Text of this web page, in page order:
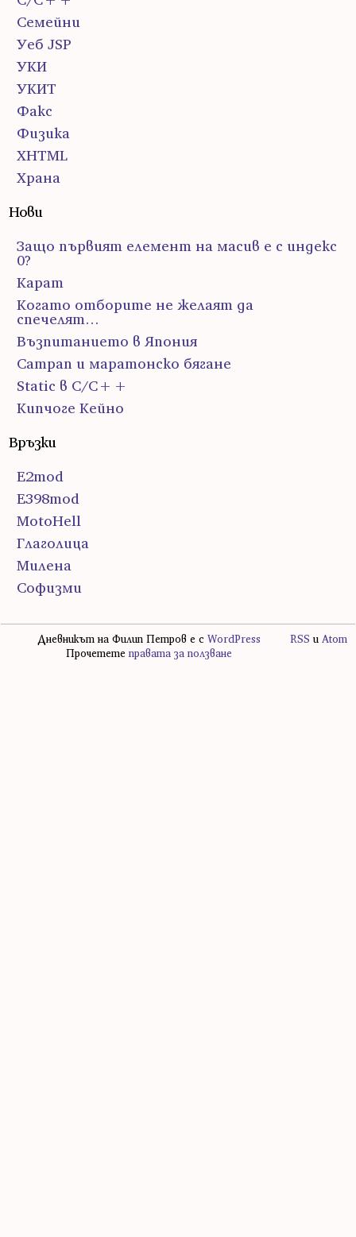
Семейни
Уеб JSP
УКИ
УКИТ
Факс
Физика
ХHTML
Храна
Нови
Защо първият елемент на масив е с индекс
0?
Карат
Когато отборите не желаят да
спечелят…
Възпитанието в Япония
Сатрап и маратонско бягане
Static в C/C++
Кипчоге Кейно
Връзки
E2mod
E398mod
MotoHell
Глаголица
Милена
Софизми
RSS и Atom
Дневникът на Филип Петров е сWordPress
Прочететеправата за ползване